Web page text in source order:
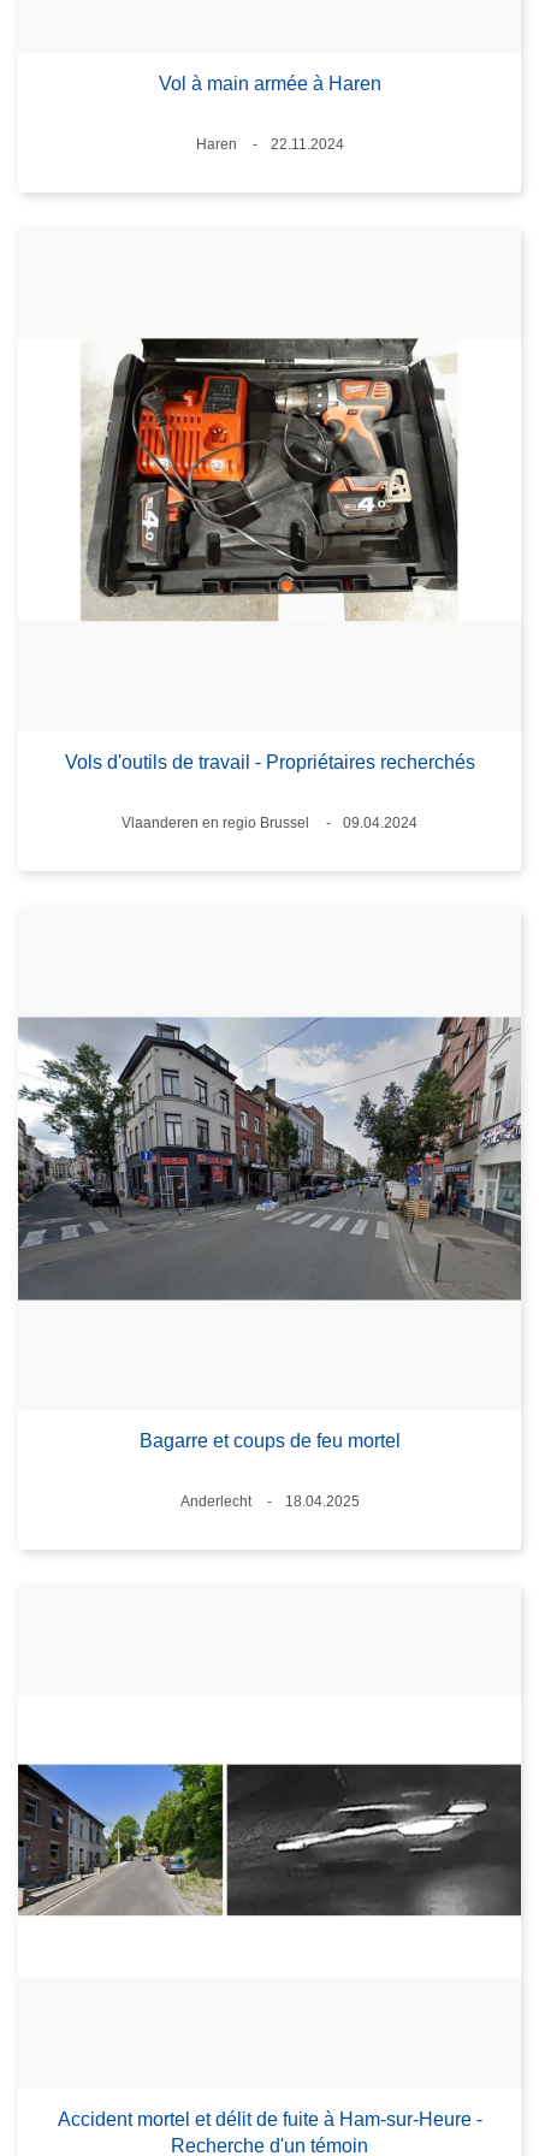
Vol à main armée à Haren
Standort
Haren
22.11.2024
Vols d'outils de travail - Propriétaires recherchés
Standort
Vlaanderen en regio Brussel
09.04.2024
Bagarre et coups de feu mortel
Standort
Anderlecht
18.04.2025
Accident mortel et délit de fuite à Ham-sur-Heure -
Recherche d'un témoin